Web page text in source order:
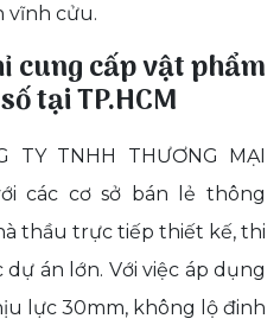
vĩnh cửu.
cung cấp vật phẩm
tại TP.HCM
TY TNHH THƯƠNG MẠI
các cơ sở bán lẻ thông
thầu trực tiếp thiết kế, thi
án lớn. Với việc áp dụng
lực 30mm, không lộ đinh